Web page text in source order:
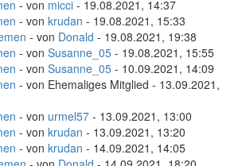
- von micci - 19.08.2021, 14:37
- von krudan - 19.08.2021, 15:33
- von Donald - 19.08.2021, 19:38
- von Susanne_05 - 19.08.2021, 15:55
- von Susanne_05 - 10.09.2021, 14:09
- von Ehemaliges Mitglied - 13.09.2021,
- von urmel57 - 13.09.2021, 13:00
- von krudan - 13.09.2021, 13:20
- von krudan - 14.09.2021, 14:05